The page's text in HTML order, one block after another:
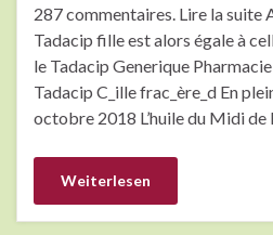
287 commentaires. Lire la suite
Tadacip fille est alors égale à
le Tadacip Generique
Tadacip C_ille frac_ère_d En
octobre 2018 L’huile du Midi
Weiterlesen